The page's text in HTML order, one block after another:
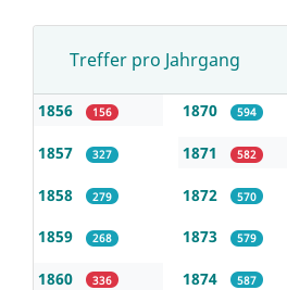
Treffer pro Jahrgang
1856 156
1857 327
1858 279
1859 268
1860 336
1870 594
1871 582
1872 570
1873 579
1874 587